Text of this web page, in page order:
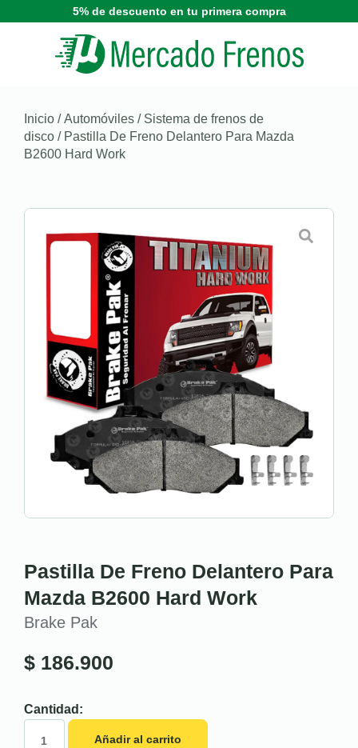
5% de descuento en tu primera compra
Inicio /Automóviles / Sistema de frenos de
disco / Pastilla De Freno Delantero Para Mazda
B2600 Hard Work
Pastilla De Freno Delantero Para
Mazda B2600 Hard Work
Brake Pak
$ 186.900
Cantidad:
Añadir al carrito